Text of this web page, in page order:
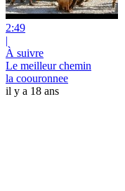
2:49
|
À suivre
Le meilleur chemin
la coouronnee
il y a 18 ans